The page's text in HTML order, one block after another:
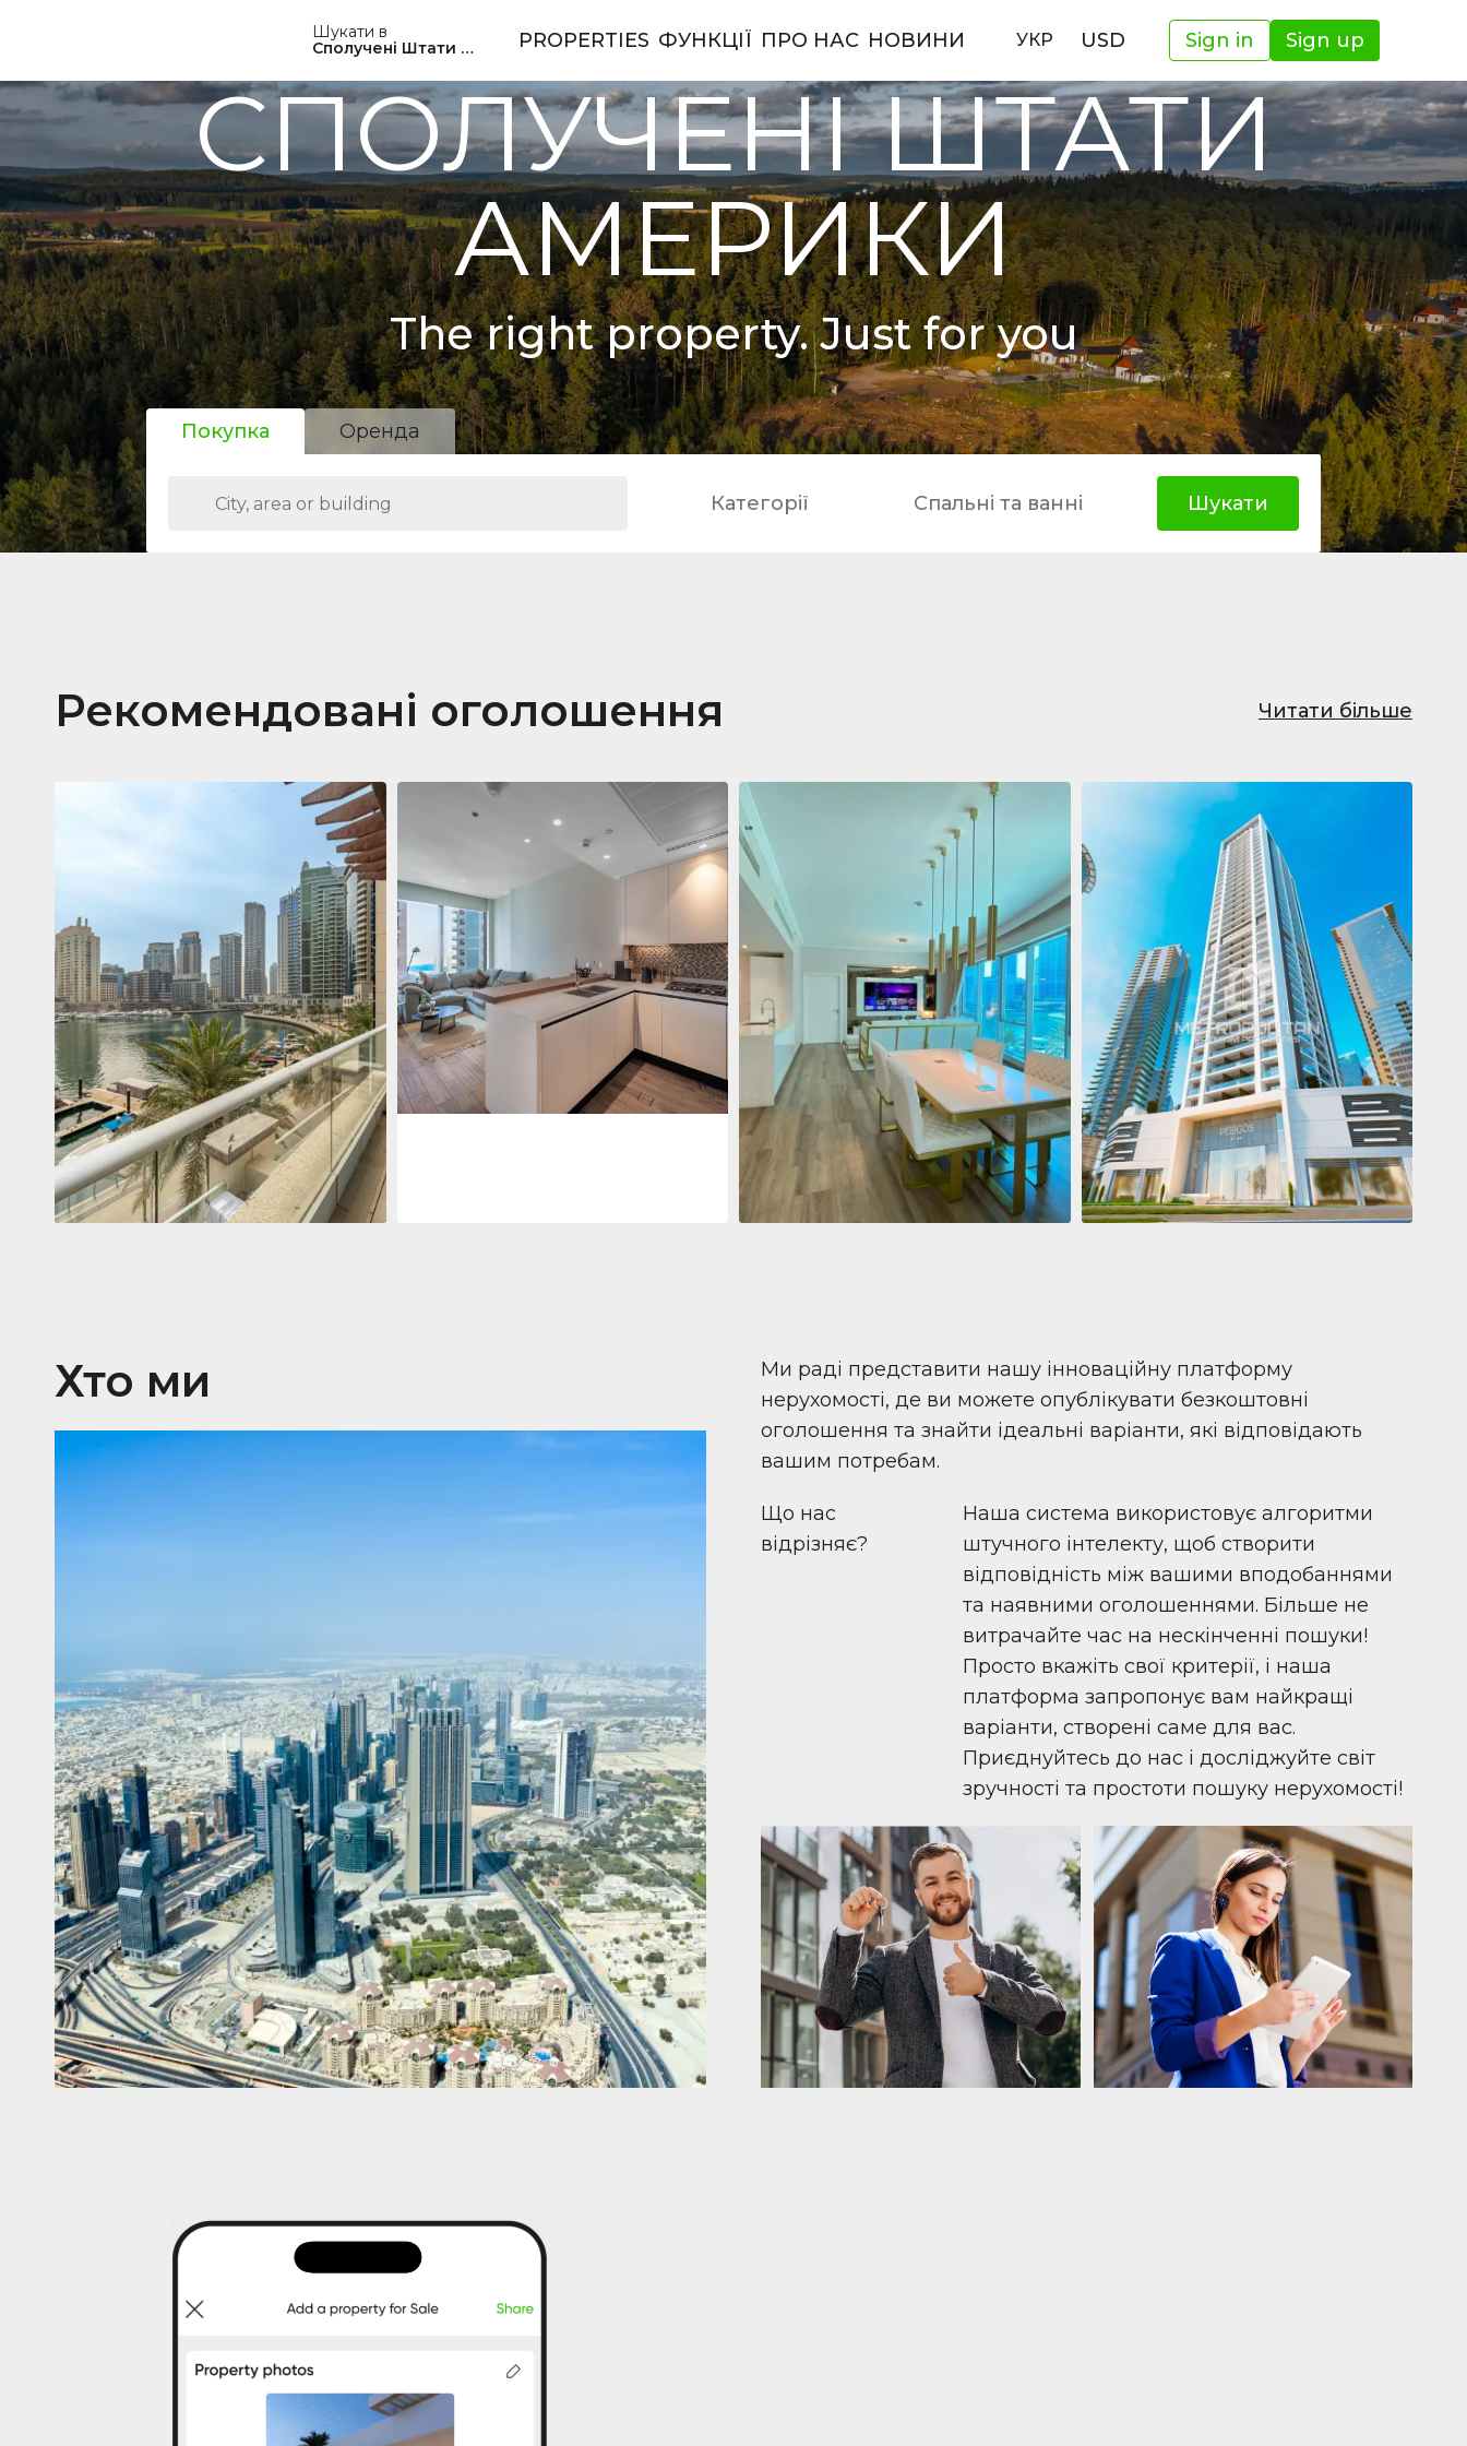
Шукати в
Сполучені Штати АмерикиPROPERTIES ФУНКЦІЇ ПРО НАС НОВИНИ УКР USD Sign in Sign up
СПОЛУЧЕНІ ШТАТИ
АМЕРИКИ
The right property. Just for you
Покупка Оренда
Категорії Спальні та ванні Шукати
Рекомендовані оголошення Читати більше
Квартира2 861 035 $
Beauport Tower
Beauport Tower, Marina Promenade,
Dubai Marina, Dubai
34392 м²
Квартира688 011 $
Jumeirah Living Marina Gate
Jumeirah Living Marina Gate, Marina
Gate, Dubai Marina, Dubai
12 73 м² Квартира 708 447 $
Beauport Tower
Beauport Tower, Marina Promenade,
Dubai Marina, Dubai
96 м²
Квартира681 199 $
Pelagos by IGO
Pelagos by IGO, Dubai Marina, Dubai
1271 м²
Хто ми
Ми раді представити нашу інноваційну платформу
нерухомості, де ви можете опублікувати безкоштовні
оголошення та знайти ідеальні варіанти, які відповідають
вашим потребам.
Що нас
відрізняє?
Наша система використовує алгоритми
штучного інтелекту, щоб створити
відповідність між вашими вподобаннями
та наявними оголошеннями. Більше не
витрачайте час на нескінченні пошуки!
Просто вкажіть свої критерії, і наша
платформа запропонує вам найкращі
варіанти, створені саме для вас.
Приєднуйтесь до нас і досліджуйте світ
зручності та простоти пошуку нерухомості!